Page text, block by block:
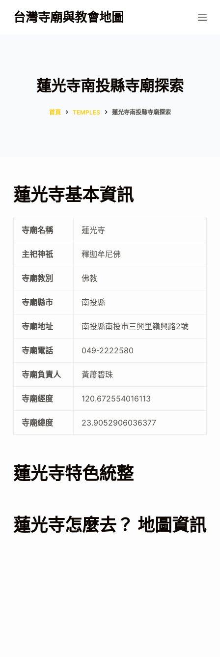
跳
至
台灣寺廟與教會地圖
蓮光寺南投縣寺廟探索
首頁 TEMPLES 蓮光寺南投縣寺廟探索
蓮光寺基本資訊
寺廟名稱 蓮光寺
主祀神祇 釋迦牟尼佛
寺廟教別 佛教
寺廟縣市 南投縣
寺廟地址 南投縣南投市三興里嶺興路2號
寺廟電話 049-2222580
寺廟負責人 黃蕭碧珠
寺廟經度 120.672554016113
寺廟緯度 23.9052906036377
蓮光寺特色統整
蓮光寺怎麼去？ 地圖資訊